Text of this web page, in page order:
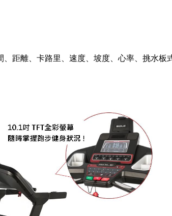
距離、卡路里、速度、坡度、心率、挑水板